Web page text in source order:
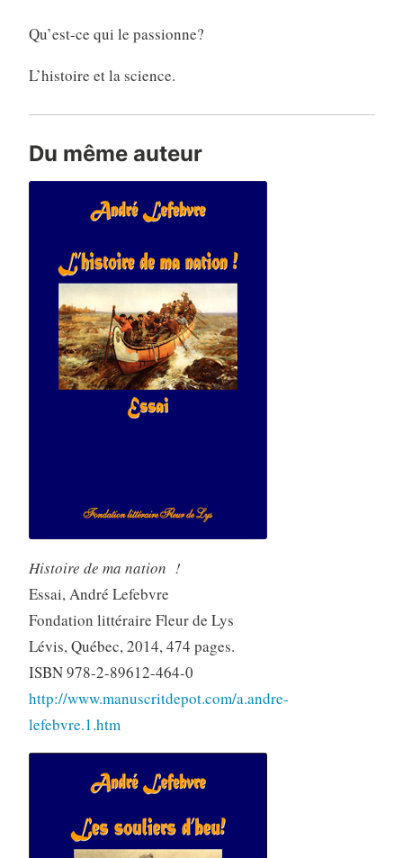
Qu’est-ce qui le passionne?
L’histoire et la science.
Du même auteur
Histoire de ma nation !
Essai, André Lefebvre
Fondation littéraire Fleur de Lys
Lévis, Québec, 2014, 474 pages.
ISBN 978-2-89612-464-0
http://www.manuscritdepot.com/a.andre-
lefebvre.1.htm